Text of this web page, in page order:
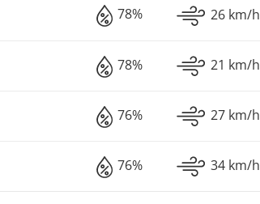
78% 26 km/h
78% 21 km/h
76% 27 km/h
76% 34 km/h